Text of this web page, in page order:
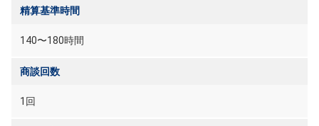
精算基準時間
140〜180時間
商談回数
1回